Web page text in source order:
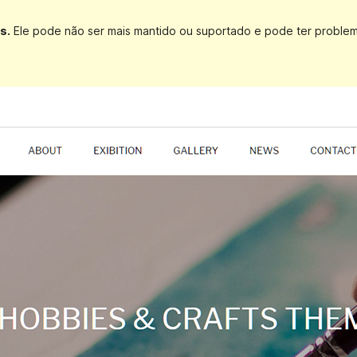
Ele pode não ser mais mantido ou suportado e pode ter